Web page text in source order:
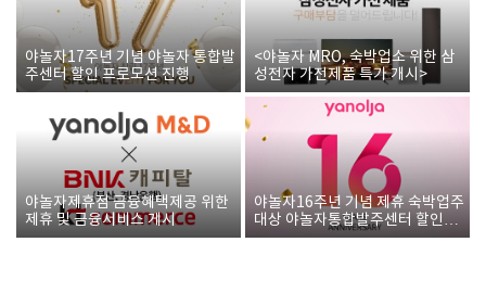
야놀자17주년 기념 야놀자 통합발
주센터 할인 프로모션 진행
<야놀자 MRO, 숙박업소 위한 삼
성전자 가전제품 특가 개시>
야놀자제휴점 금융혜택제공 위한
제휴 및 금융서비스 게시
야놀자16주년 기념 제휴 숙박업주
대상 야놀자통합발주센터 할인쿠
폰 증정